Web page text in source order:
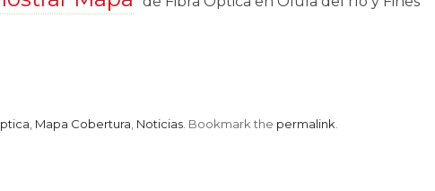
Mapa Cobertura Noticias. Bookmark the permalink